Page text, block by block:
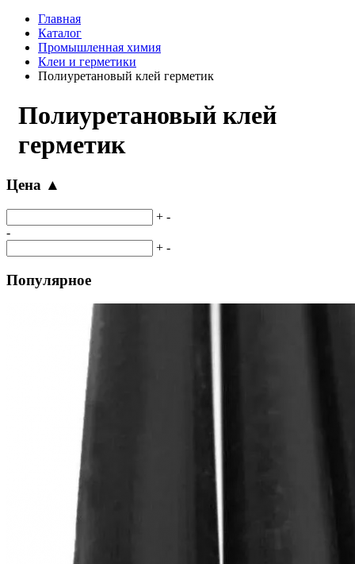
Главная
Каталог
Промышленная химия
Клеи и герметики
Полиуретановый клей герметик
Полиуретановый клей
герметик
Цена ▲
+ -
-
+ -
Популярное